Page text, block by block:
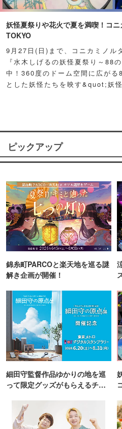
妖怪夏祭りや花火で夏を満喫！コ
TOKYO
9月27日(日)まで、コニカミノル
『水木しげるの妖怪夏祭り～88
中！360度のドーム空間に広がる
とした妖怪たちを映す&quot;妖
ピックアップ
錦糸町PARCOと楽天地を巡る謎
解き企画が開催！
細田守監督作品ゆかりの地を巡
って限定グッズがもらえるチャ